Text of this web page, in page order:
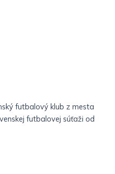
futbalový klub z mesta
futbalovej súťaži od